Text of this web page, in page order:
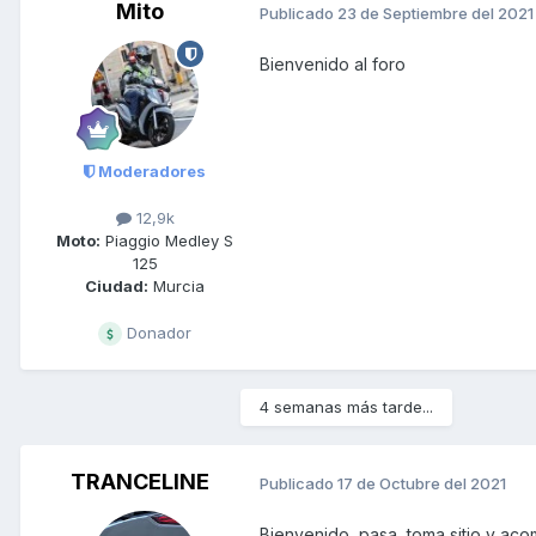
Mito
Moderadores
12,9k
Moto: Piaggio Medley S
125
Ciudad: Murcia
Donador
Publicado 23 de Septiembre del 2021
Bienvenido al foro
4 semanas más tarde...
TRANCELINE Publicado 17 de Octubre del 2021